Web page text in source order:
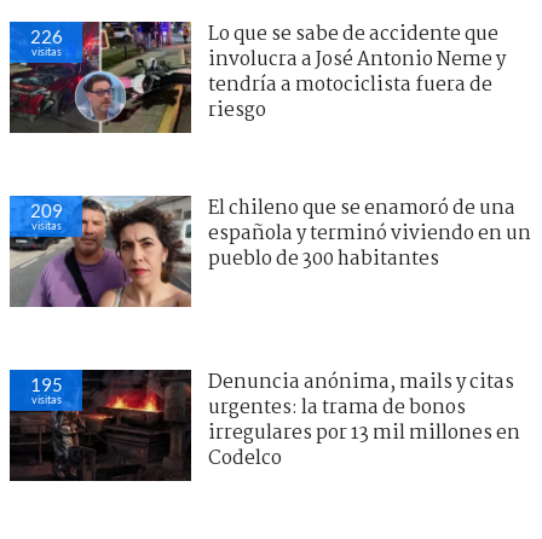
226
visitas
Lo que se sabe de accidente que
involucra a José Antonio Neme y
tendría a motociclista fuera de
riesgo
209
visitas
El chileno que se enamoró de una
española y terminó viviendo en un
pueblo de 300 habitantes
195
visitas
Denuncia anónima, mails y citas
urgentes: la trama de bonos
irregulares por 13 mil millones en
Codelco